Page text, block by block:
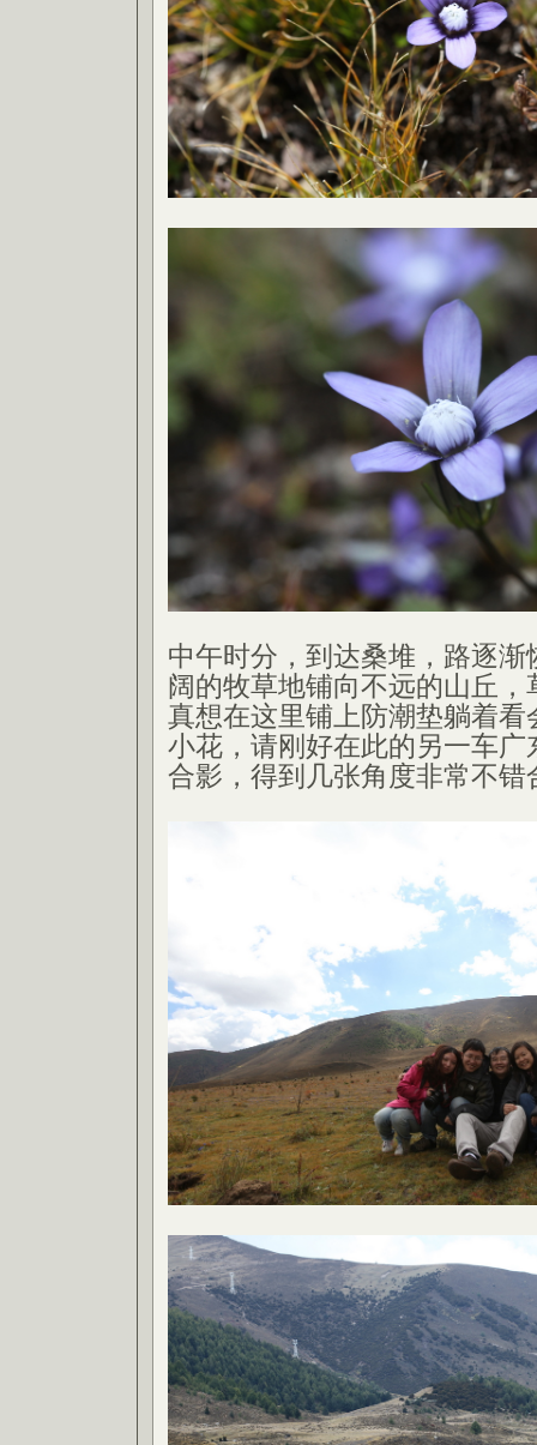
中午时分，到达桑堆，路逐
阔的牧草地铺向不远的山丘
真想在这里铺上防潮垫躺着看
小花，请刚好在此的另一车广
合影，得到几张角度非常不错